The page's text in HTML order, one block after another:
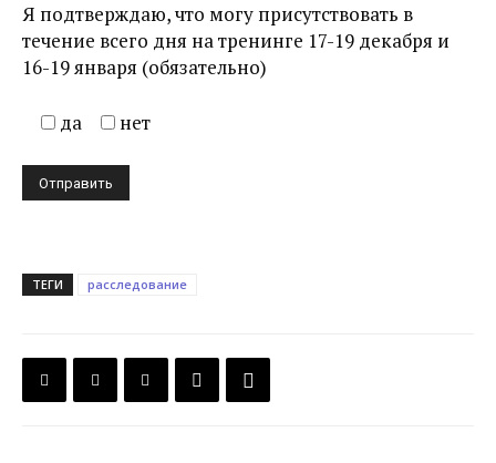
Я подтверждаю, что могу присутствовать в
течение всего дня на тренинге 17-19 декабря и
16-19 января (обязательно)
да нет
ТЕГИ расследование